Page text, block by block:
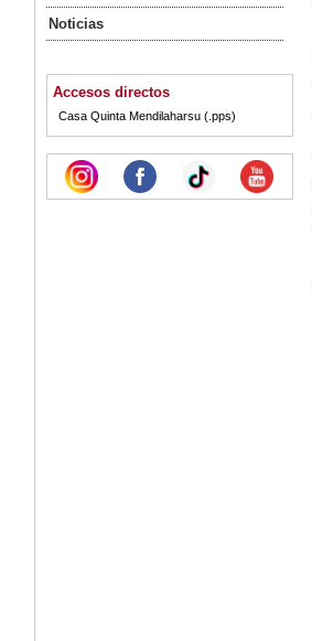
Noticias
Accesos directos
Casa Quinta Mendilaharsu (.pps)